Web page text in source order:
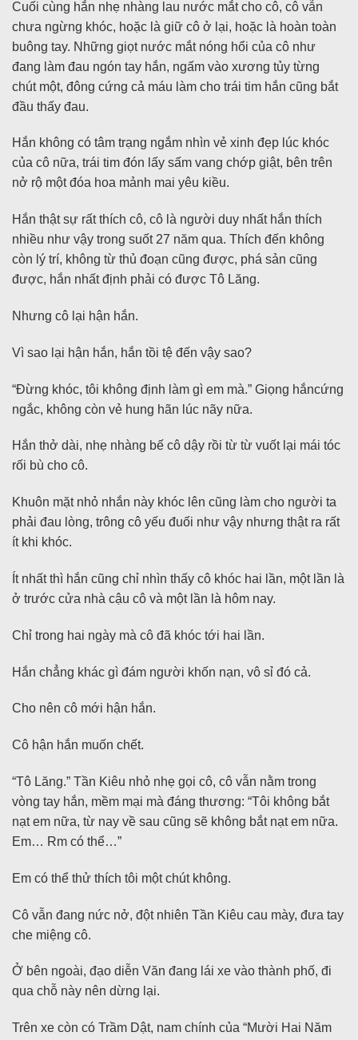
Cuối cùng hắn nhẹ nhàng lau nước mắt cho cô, cô vẫn
chưa ngừng khóc, hoặc là giữ cô ở lại, hoặc là hoàn toàn
buông tay. Những giọt nước mắt nóng hổi của cô như
đang làm đau ngón tay hắn, ngấm vào xương tủy từng
chút một, đông cứng cả máu làm cho trái tim hắn cũng bắt
đầu thấy đau.
Hắn không có tâm trạng ngắm nhìn vẻ xinh đẹp lúc khóc
của cô nữa, trái tim đón lấy sấm vang chớp giật, bên trên
nở rộ một đóa hoa mảnh mai yêu kiều.
Hắn thật sự rất thích cô, cô là người duy nhất hắn thích
nhiều như vậy trong suốt 27 năm qua. Thích đến không
còn lý trí, không từ thủ đoạn cũng được, phá sản cũng
được, hắn nhất định phải có được Tô Lăng.
Nhưng cô lại hận hắn.
Vì sao lại hận hắn, hắn tồi tệ đến vậy sao?
“Đừng khóc, tôi không định làm gì em mà.” Giọng hắncứng
ngắc, không còn vẻ hung hãn lúc nãy nữa.
Hắn thở dài, nhẹ nhàng bế cô dậy rồi từ từ vuốt lại mái tóc
rối bù cho cô.
Khuôn mặt nhỏ nhắn này khóc lên cũng làm cho người ta
phải đau lòng, trông cô yếu đuối như vậy nhưng thật ra rất
ít khi khóc.
Ít nhất thì hắn cũng chỉ nhìn thấy cô khóc hai lần, một lần là
ở trước cửa nhà cậu cô và một lần là hôm nay.
Chỉ trong hai ngày mà cô đã khóc tới hai lần.
Hắn chẳng khác gì đám người khốn nạn, vô sỉ đó cả.
Cho nên cô mới hận hắn.
Cô hận hắn muốn chết.
“Tô Lăng.” Tần Kiêu nhỏ nhẹ gọi cô, cô vẫn nằm trong
vòng tay hắn, mềm mại mà đáng thương: “Tôi không bắt
nạt em nữa, từ nay về sau cũng sẽ không bắt nạt em nữa.
Em… Rm có thể…”
Em có thể thử thích tôi một chút không.
Cô vẫn đang nức nở, đột nhiên Tần Kiêu cau mày, đưa tay
che miệng cô.
Ở bên ngoài, đạo diễn Văn đang lái xe vào thành phố, đi
qua chỗ này nên dừng lại.
Trên xe còn có Trầm Dật, nam chính của “Mười Hai Năm